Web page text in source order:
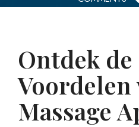
Ontdek de
Voordelen
Massage